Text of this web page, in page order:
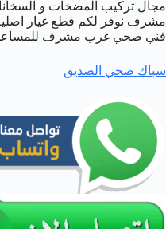
مشرف نوفر لكم قطع غيار
فني صحي غرب مشرف للمساعدة في
سباك صحي الصديق